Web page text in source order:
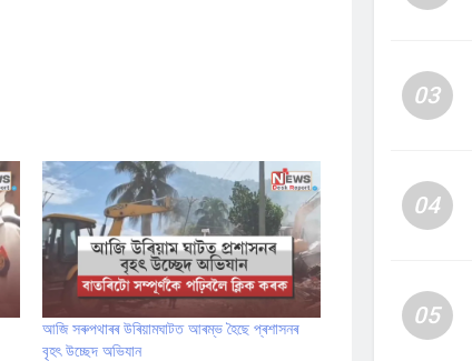
আজি সৰুপথাৰৰ উৰিয়ামঘাটত আৰম্ভ হৈছে প্ৰশাসনৰ
বৃহৎ উচ্ছেদ অভিযান
03
04
05